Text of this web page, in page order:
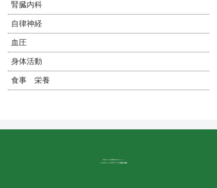
腎臓内科
自律神経
血圧
身体活動
食事 栄養